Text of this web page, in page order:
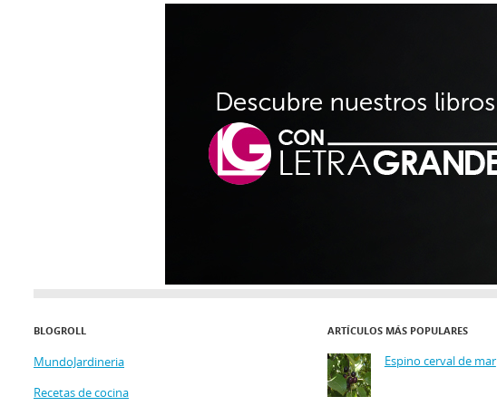
BLOGROLL
MundoJardineria
Recetas de cocina
ARTÍCULOS MÁS POPULARES
Espino cerval de mar